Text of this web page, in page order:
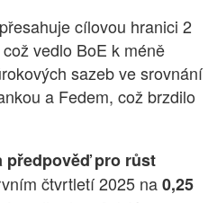
cílovou hranici 2
vedlo BoE k méně
sazeb ve srovnání
a Fedem, což brzdilo
předpověď pro růst
čtvrtletí 2025 na0,25